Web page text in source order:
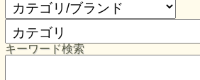
キーワード検索